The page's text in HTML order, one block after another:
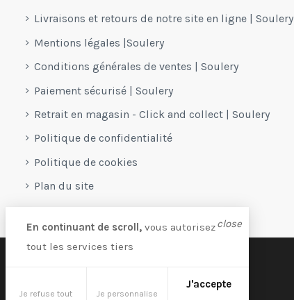
Livraisons et retours de notre site en ligne | Soulery
Mentions légales |Soulery
Conditions générales de ventes | Soulery
Paiement sécurisé | Soulery
Retrait en magasin - Click and collect | Soulery
Politique de confidentialité
Politique de cookies
Plan du site
close
En continuant de scroll, vous autorisez
tout les services tiers
Je refuse tout Je personnalise
J'accepte